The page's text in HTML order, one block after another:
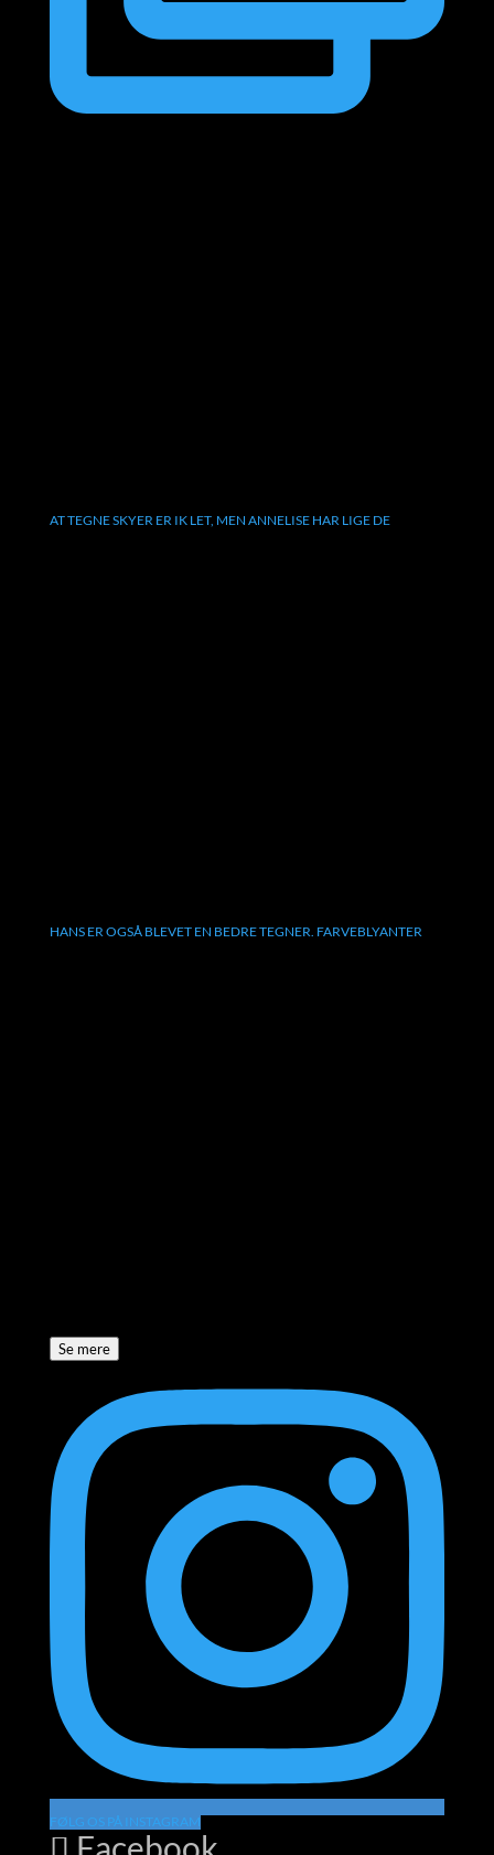
AT TEGNE SKYER ER IK LET, MEN ANNELISE HAR LIGE DE
HANS ER OGSÅ BLEVET EN BEDRE TEGNER. FARVEBLYANTER
Se mere
FØLG OS PÅ INSTAGRAM